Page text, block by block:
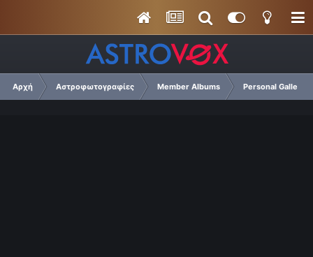
Αρχή Αστροφωτογραφίες Member Albums Personal Gallery